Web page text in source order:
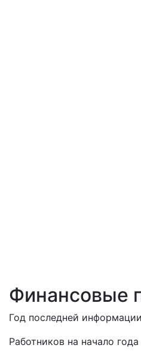
Финансовые
Год последней
Работников на начало